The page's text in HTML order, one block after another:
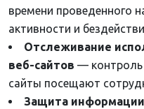
времени проведенного
активности и
Отслеживание
веб-сайтов — контроль
сайты посещают
Защита информации